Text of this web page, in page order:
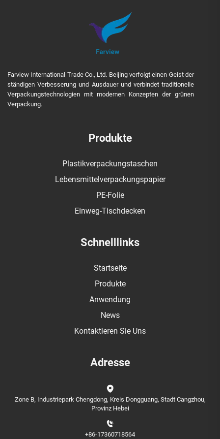
Farview International Trade Co., Ltd. Beijing verfolgt einen Geist der
ständigen Verbesserung und Ausdauer und verbindet traditionelle
Verpackungstechnologien mit modernen Konzepten der grünen
Verpackung.
Produkte
Plastikverpackungstaschen
Lebensmittelverpackungspapier
PE-Folie
Einweg-Tischdecken
Schnelllinks
Startseite
Produkte
Anwendung
News
Kontaktieren Sie Uns
Adresse
Zone B, Industriepark Chengdong, Kreis Dongguang, Stadt Cangzhou,
Provinz Hebei
+86-17360718564